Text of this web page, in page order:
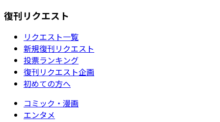
復刊リクエスト
リクエスト一覧
新規復刊リクエスト
投票ランキング
復刊リクエスト企画
初めての方へ
コミック・漫画
エンタメ